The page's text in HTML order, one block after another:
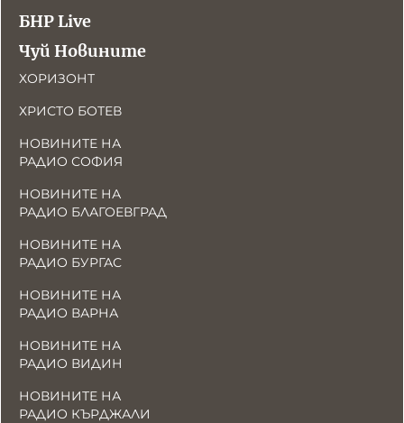
БНР Live
Чуй Новините
ХОРИЗОНТ
ХРИСТО БОТЕВ
НОВИНИТЕ НА
РАДИО СОФИЯ
НОВИНИТЕ НА
РАДИО БЛАГОЕВГРАД
НОВИНИТЕ НА
РАДИО БУРГАС
НОВИНИТЕ НА
РАДИО ВАРНА
НОВИНИТЕ НА
РАДИО ВИДИН
НОВИНИТЕ НА
РАДИО КЪРДЖАЛИ